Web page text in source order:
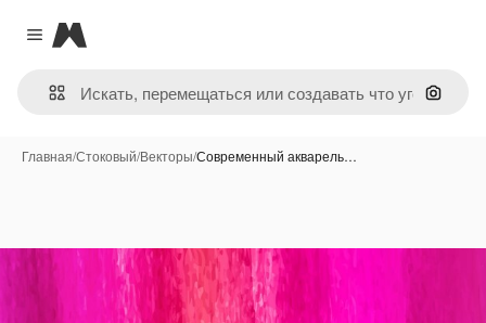
Close menu
Magnific
Поиск
Главная/Стоковый/Векторы/Современный акварель…